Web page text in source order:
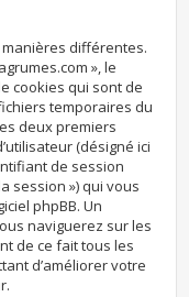
différentes.
», le
cookies qui sont de
temporaires du
deux premiers
(désigné ici
de session
session ») qui vous
phpBB. Un
naviguerez sur les
de ce fait tous les
d’améliorer votre